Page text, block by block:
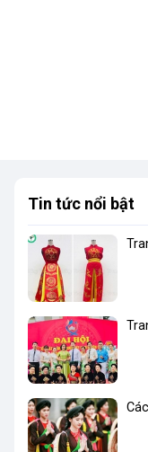
Tin tức nổi bật